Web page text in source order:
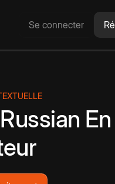
Se connecter
Russian